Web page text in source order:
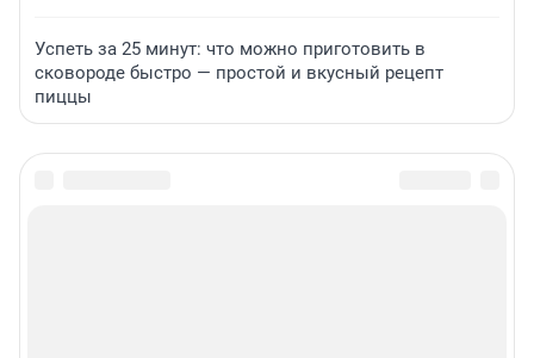
Успеть за 25 минут: что можно приготовить в
сковороде быстро — простой и вкусный рецепт
пиццы